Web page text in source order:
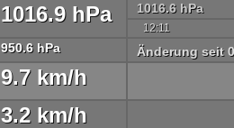
1016.9 hPa 1016.6 hPa
12:11
950.6 hPa Änderung seit
9.7 km/h
3.2 km/h